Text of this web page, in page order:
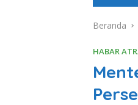
Beranda
HABAR